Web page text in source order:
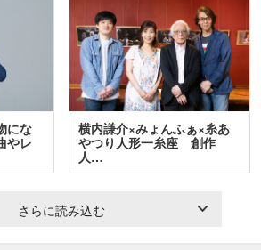
にな
やレ
横内謙介×みょんふぁ×糸あ
やつり人形一糸座 創作
人…
さらに読み込む